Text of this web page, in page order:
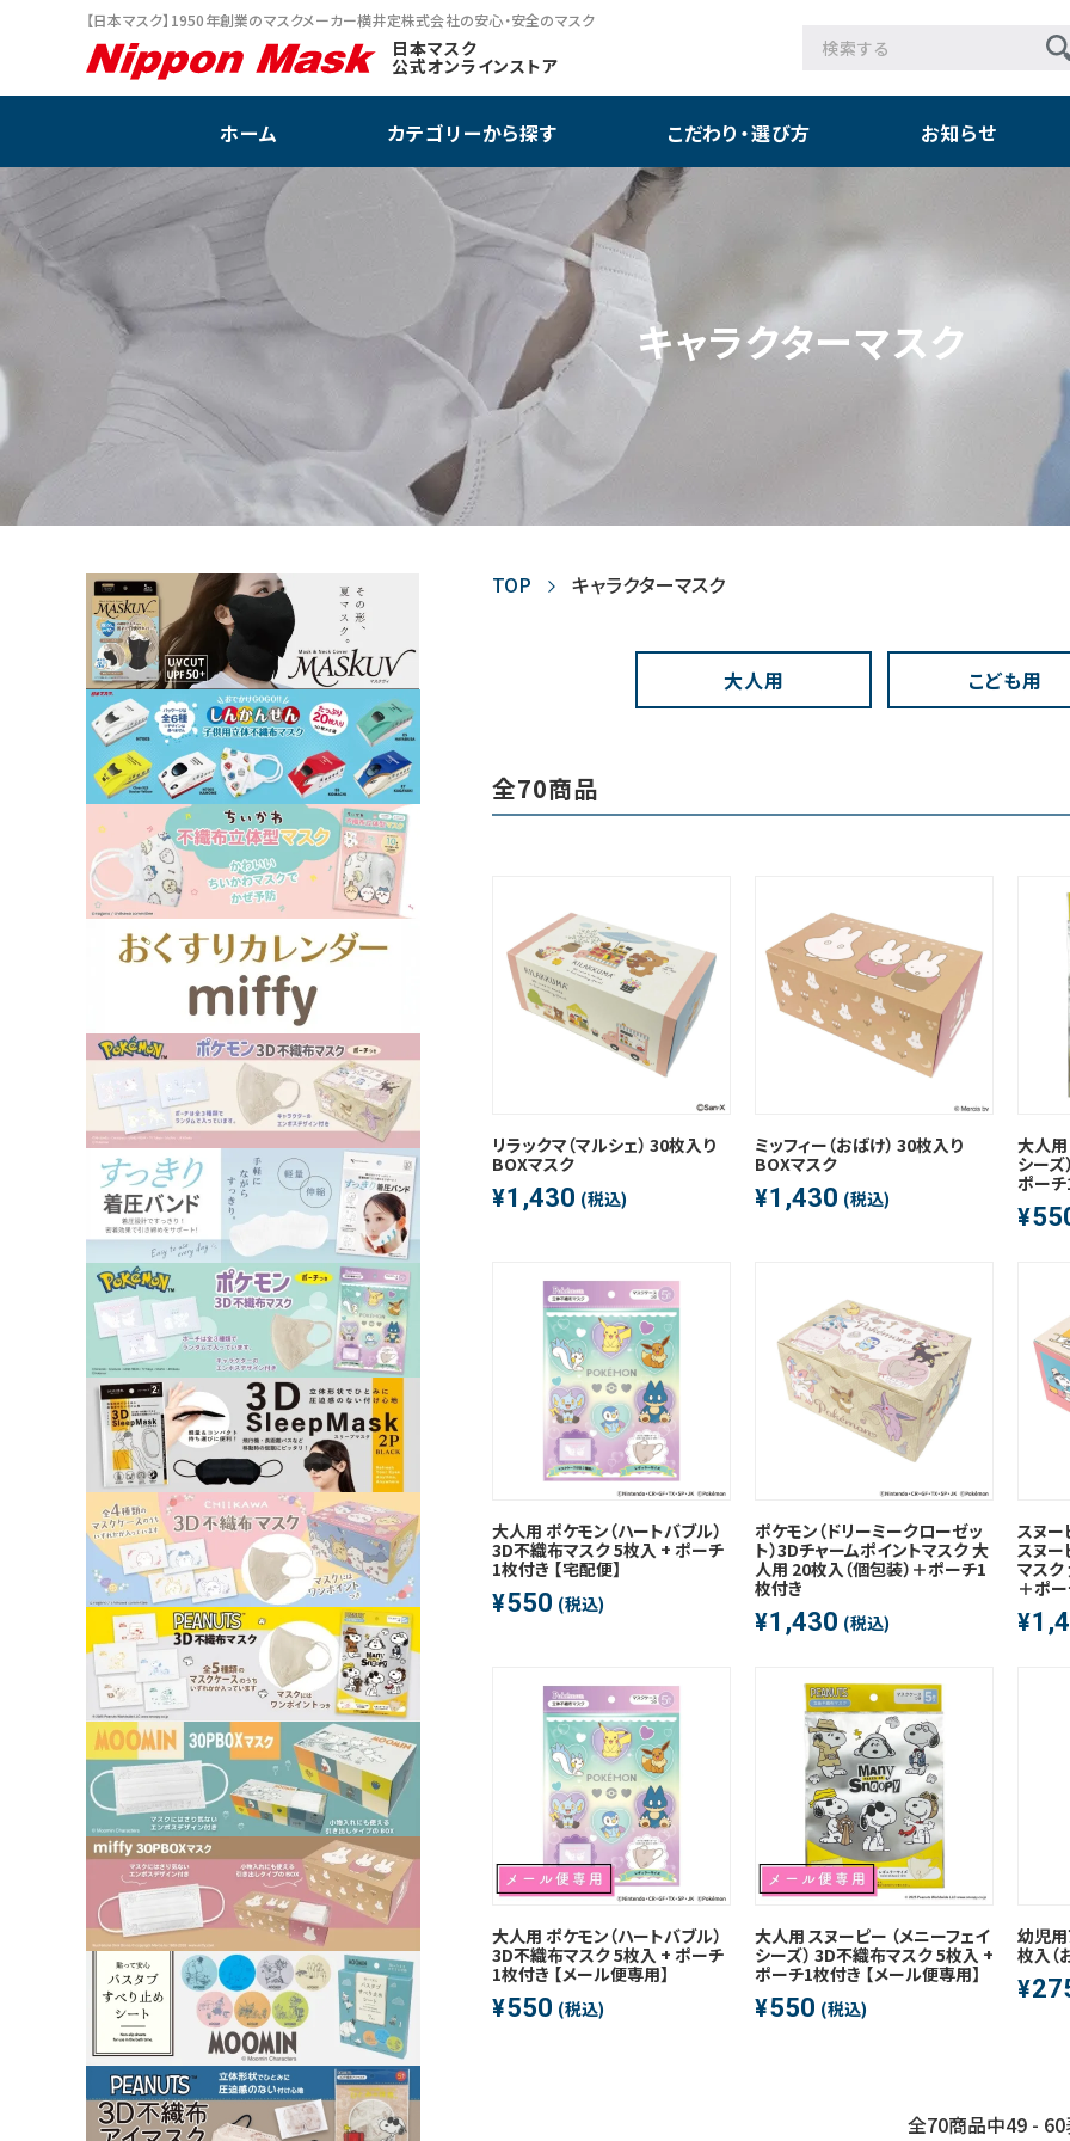
【日本マスク】1950年創業のマスクメーカー横井定株式会社の安心・安全のマスク
日本マスク
公式オンラインストア
ホーム カテゴリーから探す
キャラクター雑貨
数量限定！在庫限り！！ こだわり・選び方 お知らせ
キャラクターマスク
TOP キャラクターマスク
大人用 こども用
全70商品
リラックマ（マルシェ） 30枚入り
BOXマスク
¥1,430 (税込)
ミッフィー（おばけ） 30枚入り
BOXマスク
¥1,430 (税込)
大人用
シー
ポーチ
¥
大人用 ポケモン（ハートバブル）
3D不織布マスク 5枚入 + ポーチ
1枚付き 【宅配便】
¥550 (税込)
ポケモン（ドリーミークローゼッ
ト）3Dチャームポイントマスク 大
人用 20枚入（個包装）＋ポーチ1
枚付き
¥1,430 (税込)
スヌー
スヌー
マスク
＋ポ
¥
大人用 ポケモン（ハートバブル）
3D不織布マスク 5枚入 + ポーチ
1枚付き 【メール便専用】
¥550 (税込)
大人用 スヌーピー （メニーフェイ
シーズ） 3D不織布マスク 5枚入 +
ポーチ1枚付き 【メール便専用】
¥550 (税込)
幼児
枚入（
¥
全70商品中49 - 60